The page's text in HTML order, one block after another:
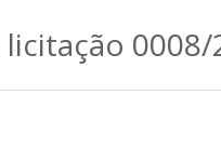
licitação